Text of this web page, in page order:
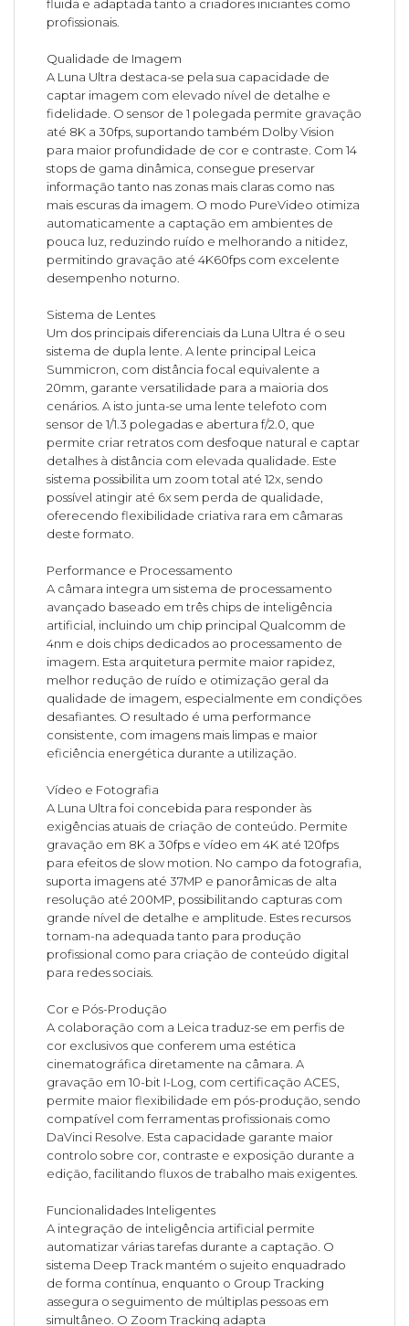
fluida e adaptada tanto a criadores iniciantes como
profissionais.
Qualidade de Imagem
A Luna Ultra destaca-se pela sua capacidade de
captar imagem com elevado nível de detalhe e
fidelidade. O sensor de 1 polegada permite gravação
até 8K a 30fps, suportando também Dolby Vision
para maior profundidade de cor e contraste. Com 14
stops de gama dinâmica, consegue preservar
informação tanto nas zonas mais claras como nas
mais escuras da imagem. O modo PureVideo otimiza
automaticamente a captação em ambientes de
pouca luz, reduzindo ruído e melhorando a nitidez,
permitindo gravação até 4K60fps com excelente
desempenho noturno.
Sistema de Lentes
Um dos principais diferenciais da Luna Ultra é o seu
sistema de dupla lente. A lente principal Leica
Summicron, com distância focal equivalente a
20mm, garante versatilidade para a maioria dos
cenários. A isto junta-se uma lente telefoto com
sensor de 1/1.3 polegadas e abertura f/2.0, que
permite criar retratos com desfoque natural e captar
detalhes à distância com elevada qualidade. Este
sistema possibilita um zoom total até 12x, sendo
possível atingir até 6x sem perda de qualidade,
oferecendo flexibilidade criativa rara em câmaras
deste formato.
Performance e Processamento
A câmara integra um sistema de processamento
avançado baseado em três chips de inteligência
artificial, incluindo um chip principal Qualcomm de
4nm e dois chips dedicados ao processamento de
imagem. Esta arquitetura permite maior rapidez,
melhor redução de ruído e otimização geral da
qualidade de imagem, especialmente em condições
desafiantes. O resultado é uma performance
consistente, com imagens mais limpas e maior
eficiência energética durante a utilização.
Vídeo e Fotografia
A Luna Ultra foi concebida para responder às
exigências atuais de criação de conteúdo. Permite
gravação em 8K a 30fps e vídeo em 4K até 120fps
para efeitos de slow motion. No campo da fotografia,
suporta imagens até 37MP e panorâmicas de alta
resolução até 200MP, possibilitando capturas com
grande nível de detalhe e amplitude. Estes recursos
tornam-na adequada tanto para produção
profissional como para criação de conteúdo digital
para redes sociais.
Cor e Pós-Produção
A colaboração com a Leica traduz-se em perfis de
cor exclusivos que conferem uma estética
cinematográfica diretamente na câmara. A
gravação em 10-bit I-Log, com certificação ACES,
permite maior flexibilidade em pós-produção, sendo
compatível com ferramentas profissionais como
DaVinci Resolve. Esta capacidade garante maior
controlo sobre cor, contraste e exposição durante a
edição, facilitando fluxos de trabalho mais exigentes.
Funcionalidades Inteligentes
A integração de inteligência artificial permite
automatizar várias tarefas durante a captação. O
sistema Deep Track mantém o sujeito enquadrado
de forma contínua, enquanto o Group Tracking
assegura o seguimento de múltiplas pessoas em
simultâneo. O Zoom Tracking adapta